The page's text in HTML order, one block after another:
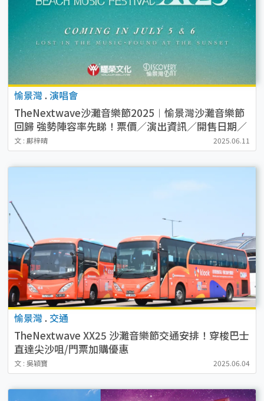
愉景灣 . 演唱會
TheNextwave沙灘音樂節2025︱愉景灣沙灘音樂節
回歸 強勢陣容率先睇！票價／演出資訊／開售日期／
座位表（不斷更新）
文 : 鄺梓晴 2025.06.11
愉景灣 . 交通
TheNextwave XX25 沙灘音樂節交通安排！穿梭巴士
直達尖沙咀/門票加購優惠
文 : 吳穎寶 2025.06.04